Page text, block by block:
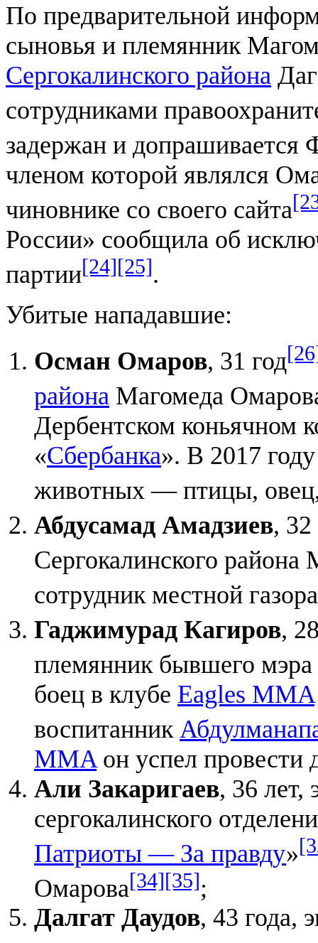
По предварительной
сыновья и племянник
Сергокалинского района
сотрудниками
задержан и допрашивается
членом которой являлся
чиновнике со своего сайта
России» сообщила об
партии[24][25].
Убитые нападавшие:
Осман Омаров, 31 год
района Магомеда
Дербентском коньячном
«Сбербанка». В 2017
животных — птицы, овец,
Абдусамад Амадзиев, 32
Сергокалинского
сотрудник местной
Гаджимурад Кагиров,
племянник бывшего
боец в клубе Eagles MMA
воспитанник
MMAон успел провести
Али Закаригаев, 36 лет,
сергокалинского
Патриоты — За правду»
Омарова[34][35];
Далгат Даудов, 43 года,